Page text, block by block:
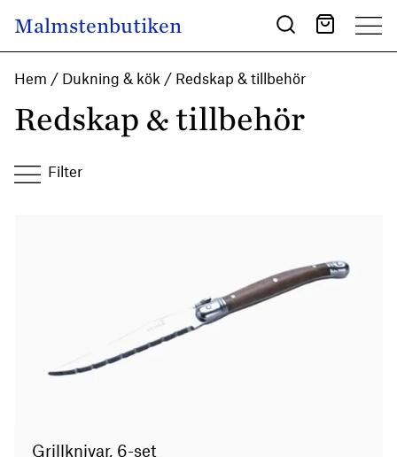
Main Navigation
Malmstenbutiken
Hem / Dukning & kök / Redskap & tillbehör
Redskap & tillbehör
Filter
Grillknivar, 6-set